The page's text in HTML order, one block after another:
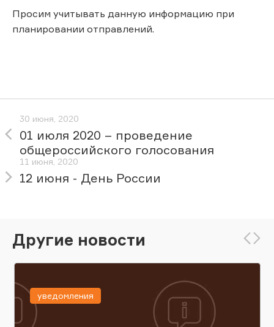
Просим учитывать данную информацию при
планировании отправлений.
30 июня, 2020
01 июля 2020 – проведение
общероссийского голосования
11 июня, 2020
12 июня - День России
Другие новости
уведомления